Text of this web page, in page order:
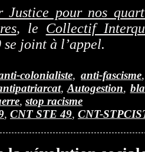
Justice pour nos
, le Collectif
joint à l’appel.
colonialiste,anti-fascisme
,Autogestion,
, stop racisme
, CNT STE 49, CNT-